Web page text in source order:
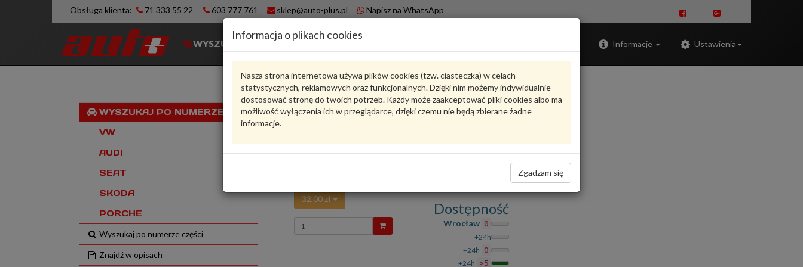
Obsługa klienta: 71 333 55 22 603 777 761 sklep@auto-plus.pl Napisz na WhatsApp
WYSZUKIWARKA Informacje Ustawienia
Informacja o plikach cookies
Nasza strona internetowa używa plików cookies (tzw. ciasteczka) w celach
statystycznych, reklamowych oraz funkcjonalnych. Dzięki nim możemy indywidualnie
dostosować stronę do twoich potrzeb. Każdy może zaakceptować pliki cookies albo ma
możliwość wyłączenia ich w przeglądarce, dzięki czemu nie będą zbierane żadne
informacje.
Zgadzam się
WYSZUKAJ PO NUMERZE VIN
VW
AUDI
SEAT
SKODA
PORCHE
Wyszukaj po numerze części
Znajdź w opisach
Karta produktu
oceń produkt
Zadaj pytanie o produkt
32,00 zł
Wprowadź
ilość
Dostępność
Wrocław 0
+24h
+24h 0
+24h >5